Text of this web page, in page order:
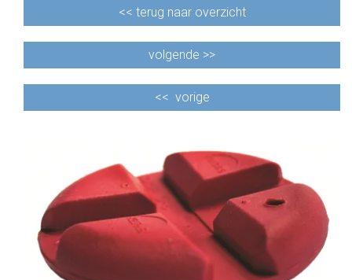
<< terug naar overzicht
volgende >>
<< vorige